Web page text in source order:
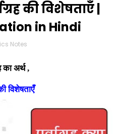
की विशेषताएँ |
in Hindi
Notes
का अर्थ ,
विशेषताएँ